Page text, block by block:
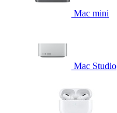
Mac mini
Mac Studio